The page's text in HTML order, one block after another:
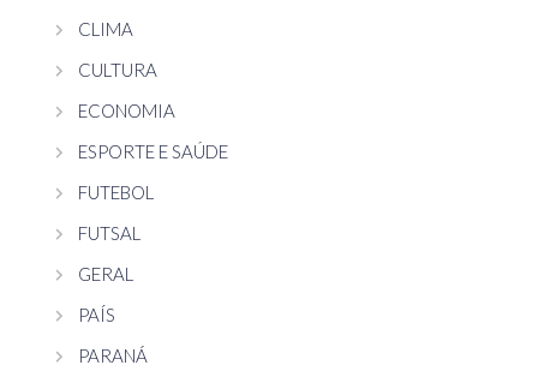
CLIMA
CULTURA
ECONOMIA
ESPORTE E SAÚDE
FUTEBOL
FUTSAL
GERAL
PAÍS
PARANÁ